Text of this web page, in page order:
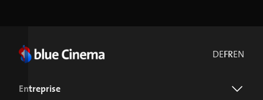
DEFREN
Entreprise